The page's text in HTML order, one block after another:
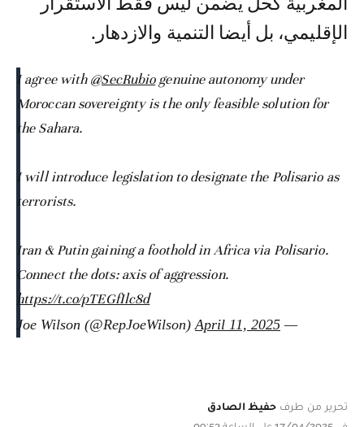
المغربية كحلّ يضمن ليس فقط الاستقرار
الإقليمي، بل أيضا التنمية والازدهار.
I agree with@SecRubiogenuine autonomy under
Moroccan sovereignty is the only feasible solution for
the Sahara.
I will introduce legislation to designate the Polisario as
terrorists.
Iran & Putin gaining a foothold in Africa via Polisario.
Connect the dots: axis of aggression.
https://t.co/pTEGfIlc8d
— Joe Wilson (@RepJoeWilson)
April 11, 2025
تحرير من طرف حفيظ الصادق